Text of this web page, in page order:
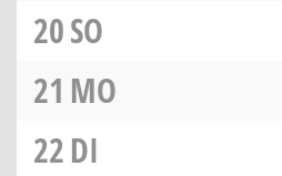
20SO
21 MO
22DI